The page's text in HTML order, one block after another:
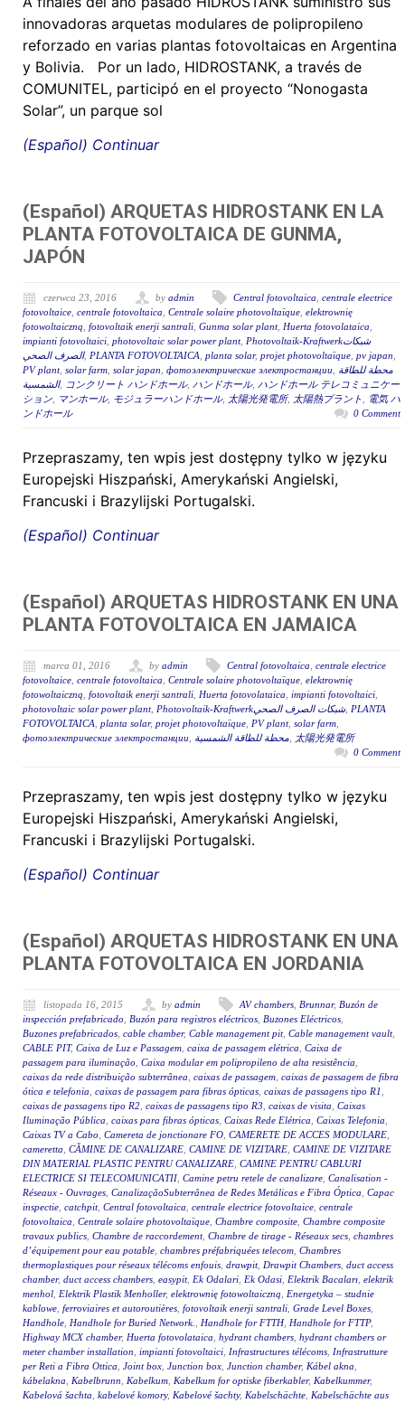
innovadoras arquetas modulares de polipropileno
reforzado en varias plantas fotovoltaicas en Argentina
y Bolivia. Por un lado, HIDROSTANK, a través de
COMUNITEL, participó en el proyecto “Nonogasta
Solar”, un parque sol
(Español) Continuar
(Español) ARQUETAS HIDROSTANK EN LA
PLANTA FOTOVOLTAICA DE GUNMA,
JAPÓN
czerwca 23, 2016 by admin Central fotovoltaica centrale electrice
fotovoltaice centrale fotovoltaica Centrale solaire photovoltaïque elektrownię
fotowoltaiczną fotovoltaik enerji santrali Gunma solar plant, Huerta fotovolataica
impianti fotovoltaici photovoltaic solar power plant, Photovoltaik-Kraftwerkشبكات
الصرف الصحي, PLANTA FOTOVOLTAICA planta solar, projet photovoltaïque pv japan
PV plant, solar farm solar japan фотоэлектрические электростанции
محطة للطاقة
الشمسية, コンクリート ハンドホール, ハンドホール, ハンドホール テレコミュニケー
ション
マンホール, モジュラーハンドホール, 太陽光発電所, 太陽熱プラント
電気 ハ
ンドホール
0 Comment
Przepraszamy, ten wpis jest dostępny tylko w języku
Europejski Hiszpański, Amerykański Angielski,
Francuski i Brazylijski Portugalski.
(Español) Continuar
(Español) ARQUETAS HIDROSTANK EN UNA
PLANTA FOTOVOLTAICA EN JAMAICA
marca 01, 2016 by admin Central fotovoltaica centrale electrice
fotovoltaice centrale fotovoltaica Centrale solaire photovoltaïque elektrownię
fotowoltaiczną fotovoltaik enerji santrali Huerta fotovolataica impianti fotovoltaici
photovoltaic solar power plant, Photovoltaik-Kraftwerkشبكات الصرف الصحي, PLANTA
FOTOVOLTAICA planta solar, projet photovoltaïque PV plant, solar farm
фотоэлектрические электростанции
محطة للطاقة الشمسية
太陽光発電所
0 Comment
Przepraszamy, ten wpis jest dostępny tylko w języku
Europejski Hiszpański, Amerykański Angielski,
Francuski i Brazylijski Portugalski.
(Español) Continuar
(Español) ARQUETAS HIDROSTANK EN UNA
PLANTA FOTOVOLTAICA EN JORDANIA
listopada 16, 2015 by admin AV chambers Brunnar, Buzón de
inspección prefabricado Buzón para registros eléctricos Buzones Eléctricos
Buzones prefabricados cable chamber, Cable management pit, Cable management vault,
CABLE PIT, Caixa de Luz e Passagem caixa de passagem elétrica Caixa de
passagem para iluminação Caixa modular em polipropileno de alta resistência
caixas da rede distribuição subterrânea caixas de passagem caixas de passagem de fibra
ótica e telefonia caixas de passagem para fibras ópticas caixas de passagens tipo R1
caixas de passagens tipo R2 caixas de passagens tipo R3 caixas de visita Caixas
Iluminação Pública caixas para fibras ópticas Caixas Rede Elétrica Caixas Telefonia
Caixas TV a Cabo Camereta de jonctionare FO CAMERETE DE ACCES MODULARE
cameretta CĂMINE DE CANALIZARE CAMINE DE VIZITARE CAMINE DE VIZITARE
DIN MATERIAL PLASTIC PENTRU CANALIZARE CAMINE PENTRU CABLURI
ELECTRICE SI TELECOMUNICATII Camine petru retele de canalizare Canalisation -
Réseaux - Ouvrages CanalizaçãoSubterrânea de Redes Metálicas e Fibra Óptica Capac
inspectie catchpit, Central fotovoltaica centrale electrice fotovoltaice centrale
fotovoltaica Centrale solaire photovoltaïque Chambre composite Chambre composite
travaux publics Chambre de raccordement, Chambre de tirage - Réseaux secs chambres
d’équipement pour eau potable chambres préfabriquées telecom Chambres
thermoplastiques pour réseaux télécoms enfouis drawpit, Drawpit Chambers duct access
chamber, duct access chambers easypit, Ek Odalari Ek Odasi Elektrik Bacaları elektrik
menhol Elektrik Plastik Menholler, elektrownię fotowoltaiczną
Energetyka – studnie
kablowe ferroviaires et autoroutières fotovoltaik enerji santrali Grade Level Boxes
Handhole Handhole for Buried Network. Handhole for FTTH, Handhole for FTTP,
Highway MCX chamber, Huerta fotovolataica hydrant chambers hydrant chambers or
meter chamber installation impianti fotovoltaici Infrastructures télécoms Infrastrutture
per Reti a Fibra Ottica Joint box Junction box Junction chamber, Kábel akna
kábelakna
Kabelbrunn Kabelkum Kabelkum for optiske fiberkabler, Kabelkummer,
Kabelová šachta kabelové komory, Kabelové šachty, Kabelschächte Kabelschächte aus